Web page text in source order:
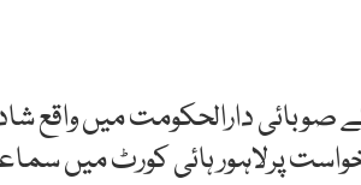
صوبائی دارالحکومت میں
پرلاہور ہائی کورٹ میں